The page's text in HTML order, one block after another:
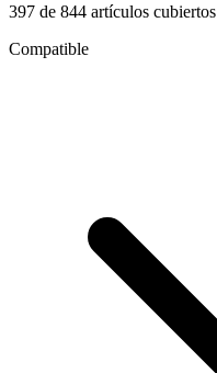
397 de 844 artículos cubiertos
Compatible